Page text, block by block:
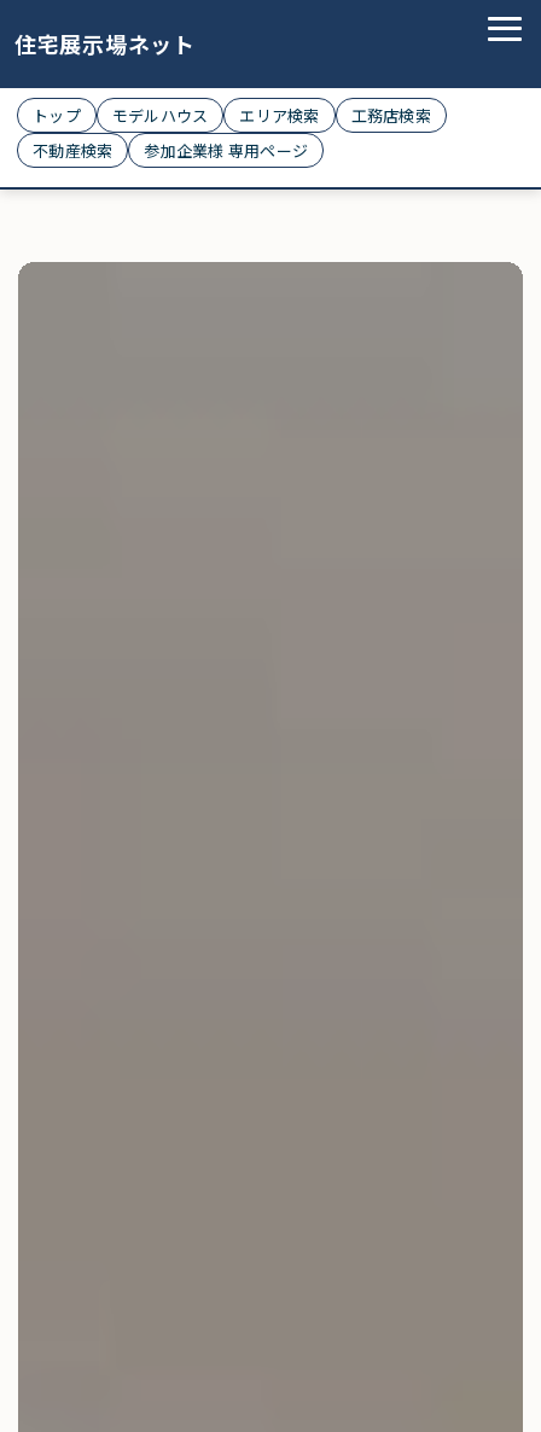
住宅展示場ネット
トップ モデルハウス エリア検索
工務店検索
不動産検索
参加企業様 専用ページ